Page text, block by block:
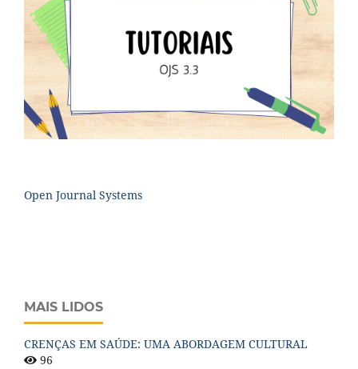
Open Journal Systems
MAIS LIDOS
CRENÇAS EM SAÚDE: UMA ABORDAGEM CULTURAL
96